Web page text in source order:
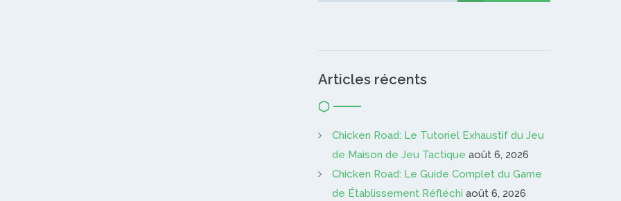
Articles récents
Chicken Road: Le Tutoriel Exhaustif du Jeu
de Maison de Jeu Tactique août 6, 2026
Chicken Road: Le Guide Complet du Game
de Établissement Réfléchi août 6, 2026